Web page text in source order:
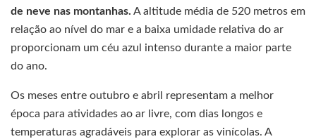
de neve nas montanhas. A altitude média de 520 metros em
relação ao nível do mar e a baixa umidade relativa do ar
proporcionam um céu azul intenso durante a maior parte
do ano.
Os meses entre outubro e abril representam a melhor
época para atividades ao ar livre, com dias longos e
temperaturas agradáveis para explorar as vinícolas. A